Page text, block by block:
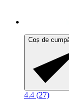
Coș de
4.4 (27)